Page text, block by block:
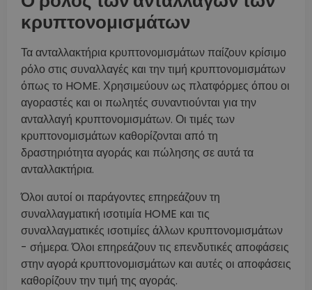
κρυπτονομισμάτων
Τα ανταλλακτήρια κρυπτονομισμάτων παίζουν κρίσιμο
ρόλο στις συναλλαγές και την τιμή κρυπτονομισμάτων
όπως το HOME. Χρησιμεύουν ως πλατφόρμες όπου οι
αγοραστές και οι πωλητές συναντιούνται για την
ανταλλαγή κρυπτονομισμάτων. Οι τιμές των
κρυπτονομισμάτων καθορίζονται από τη
δραστηριότητα αγοράς και πώλησης σε αυτά τα
ανταλλακτήρια.
Όλοι αυτοί οι παράγοντες επηρεάζουν τη
συναλλαγματική ισοτιμία HOME και τις
συναλλαγματικές ισοτιμίες άλλων κρυπτονομισμάτων
- σήμερα. Όλοι επηρεάζουν τις επενδυτικές αποφάσεις
στην αγορά κρυπτονομισμάτων και αυτές οι αποφάσεις
καθορίζουν την τιμή της αγοράς.